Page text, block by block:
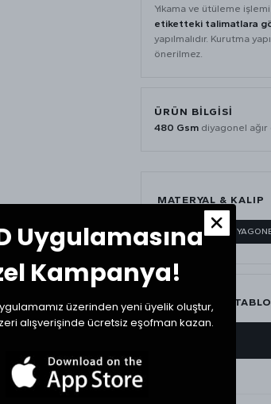
Yıkama ve ütüleme işlemi
etiketteki talimatlara
yapılmalıdır. Kurutma
önerilmez.
ÜRÜN BILGISI
480 Gsm diyagonel ağır
MATERYAL & KALIP
480 GSM
BEDEN ÖLÇÜ
Uygulamasına
Kampanya!
üzerinden yeni üyelik oluştur,
alışverişinde ücretsiz eşofman kazan.